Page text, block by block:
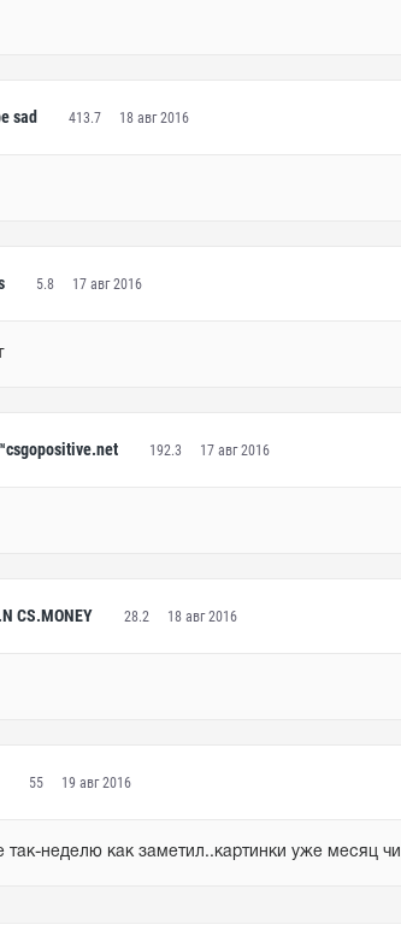
sad 413.7 18 авг 2016
5.8 17 авг 2016
192.3 17 авг 2016
CS.MONEY 28.2 18 авг 2016
55 19 авг 2016
неделю как заметил..картинки уже месяц